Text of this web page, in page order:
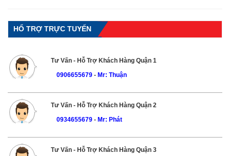
HỔ TRỢ TRỰC TUYẾN
Tư Vấn - Hỗ Trợ Khách Hàng Quận 1
0906655679 - Mr: Thuận
Tư Vấn - Hỗ Trợ Khách Hàng Quận 2
0934655679- Mr: Phát
Tư Vấn - Hỗ Trợ Khách Hàng Quận 3